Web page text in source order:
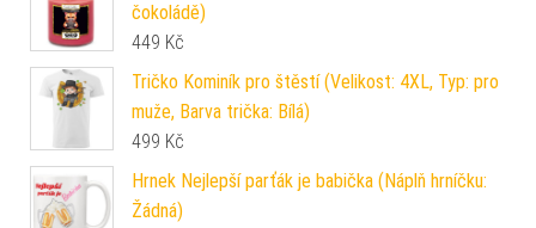
čokoládě)
449 Kč
Tričko Kominík pro štěstí (Velikost: 4XL, Typ: pro
muže, Barva trička: Bílá)
499 Kč
Hrnek Nejlepší parťák je babička (Náplň hrníčku:
Žádná)